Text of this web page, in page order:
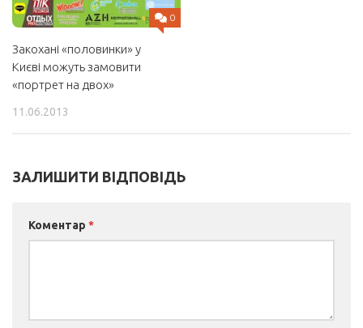
0
Закохані «половинки» у
Києві можуть замовити
«портрет на двох»
11.06.2013
ЗАЛИШИТИ ВІДПОВІДЬ
Коментар *